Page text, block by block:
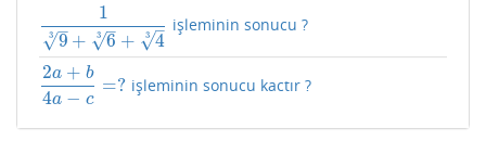
1
9
–
√
3 + 6
–
√
3 + 4
–
√
3
193+63+43 işleminin sonucu ?
2a + b
4a − c
=?
2a+b4a− c=? işleminin sonucu kactır ?